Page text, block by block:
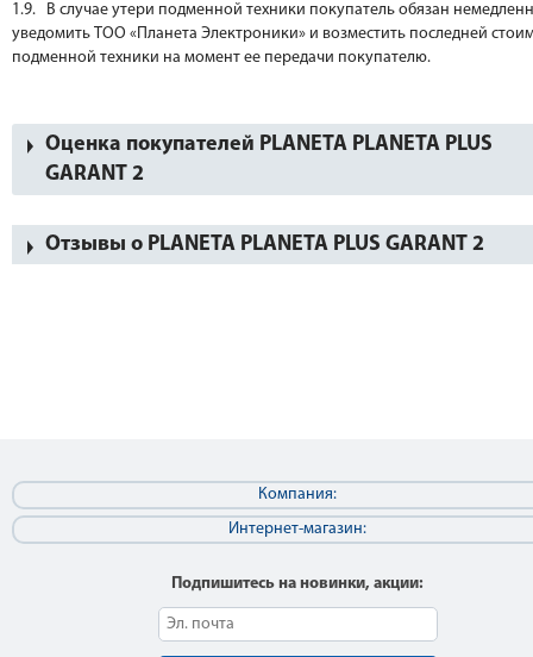
1.9. В случае утери подменной техники покупатель обязан
уведомить ТОО «Планета Электроники» и возместить последней
подменной техники на момент ее передачи покупателю.
Оценка покупателей PLANETA PLANETA PLUS
GARANT 2
Отзывы о PLANETA PLANETA PLUS GARANT 2
Компания:
Интернет-магазин:
Подпишитесь на новинки, акции: